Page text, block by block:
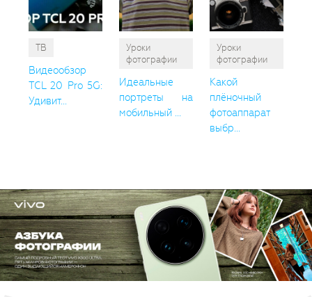
ТВ
Видеообзор
TCL 20 Pro 5G:
Удивит...
Уроки
фотографии
Идеальные
портреты на
мобильный ...
Уроки
фотографии
Какой
плёночный
фотоаппарат
выбр...